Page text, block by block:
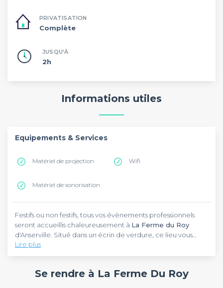
PRIVATISATION
Complète
JUSQU'À
2h
Informations utiles
Equipements & Services
Matériel de projection Wifi
Matériel de sonorisation
Festifs ou non festifs, tous vos évènements professionnels
seront accueillis chaleureusement à La Ferme du Roy
d'Anserville. Situé dans un écrin de verdure, ce lieu vous
surprendra par ses particularités. Attaché au passé, mais
ouvert à la modernité, il saura vous créer un évènement
s’installe à 27 km de l'aéroport de Paris - Beauvais-Tillé.
Profitez de l’emplacement idéal deLa Ferme du Roypour
capacité de recevoir 200 participants, elle abrite quatre
Lire plus
Se rendre à La Ferme Du Roy